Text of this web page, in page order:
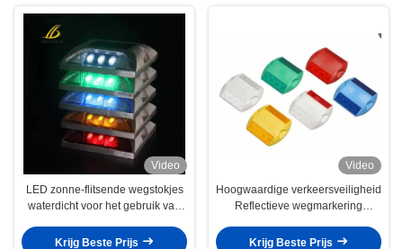
Video
LED zonne-flitsende wegstokjes
waterdicht voor het gebruik van
Krijg Beste Prijs
Video
Hoogwaardige verkeersveiligheid
Reflectieve wegmarkering
Krijg Beste Prijs